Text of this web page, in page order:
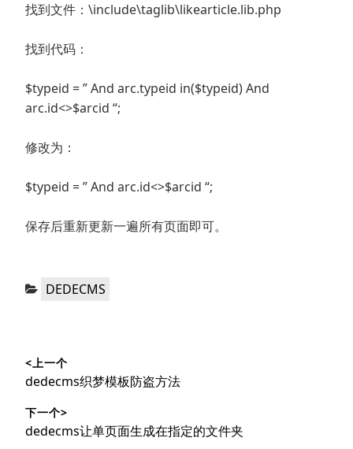
找到文件：\include\taglib\likearticle.lib.php
找到代码：
$typeid = ” And arc.typeid in($typeid) And
arc.id<>$arcid “;
修改为：
$typeid = ” And arc.id<>$arcid “;
保存后重新更新一遍所有页面即可。
分
DEDECMS
章
导
航
<上一个
上
文
章：
dedecms织梦模板防盗方法
下一个>
下
dedecms让单页面生成在指定的文件夹